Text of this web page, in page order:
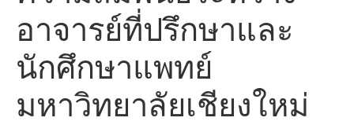
อาจารย์ที่ปรึกษาและ
นักศึกษาแพทย์
มหาวิทยาลัยเชียงใหม่